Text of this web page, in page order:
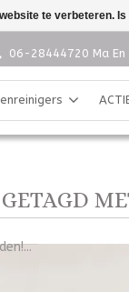
06-28444720 Ma En
te verbeteren.